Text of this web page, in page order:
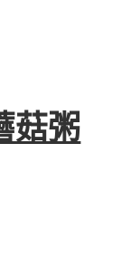
菇粥